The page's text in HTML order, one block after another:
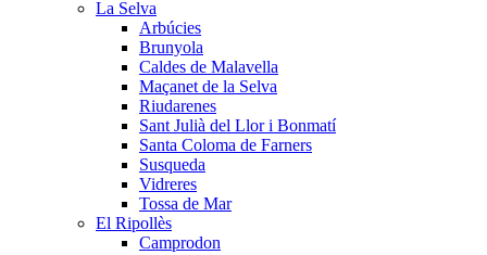
La Selva
Arbúcies
Brunyola
Caldes de Malavella
Maçanet de la Selva
Riudarenes
Sant Julià del Llor i Bonmatí
Santa Coloma de Farners
Susqueda
Vidreres
Tossa de Mar
El Ripollès
Camprodon